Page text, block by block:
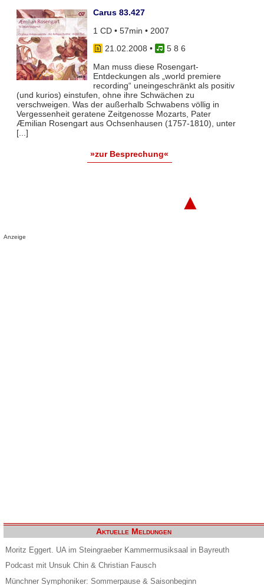
Carus 83.427
1 CD • 57min • 2007
21.02.2008 •
5 8 6
Man muss diese Rosengart-
Entdeckungen als „world premiere
recording“ uneingeschränkt als positiv
(und kurios) einstufen, ohne ihre Schwächen zu
verschweigen. Was der außerhalb Schwabens völlig in
Vergessenheit geratene Zeitgenosse Mozarts, Pater
Æmilian Rosengart aus Ochsenhausen (1757-1810), unter
[...]
»zur Besprechung«
▲
Anzeige
Aktuelle Meldungen
Moritz Eggert. UA im Steingraeber Kammermusiksaal in Bayreuth
Podcast mit Unsuk Chin & Christian Fausch
Münchner Symphoniker: Sommerpause & Saisonbeginn